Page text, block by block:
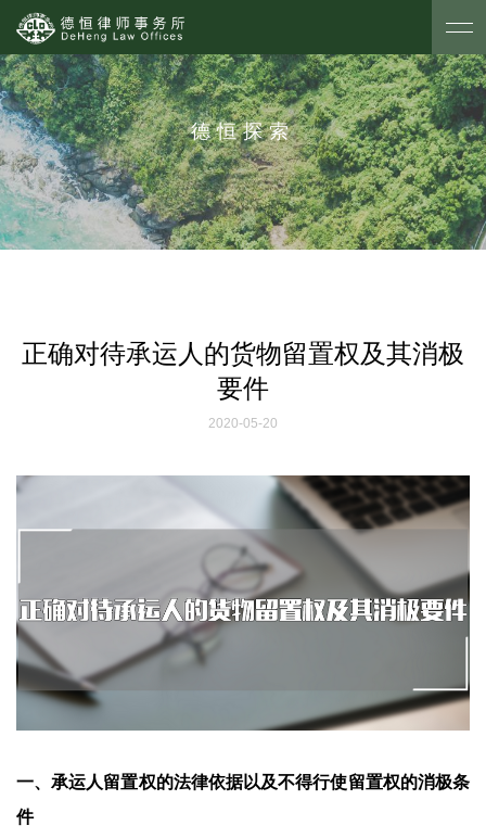
德恒探索
正确对待承运人的货物留置权及其消极
要件
2020-05-20
一、承运人留置权的法律依据以及不得行使留置权的消极条
件